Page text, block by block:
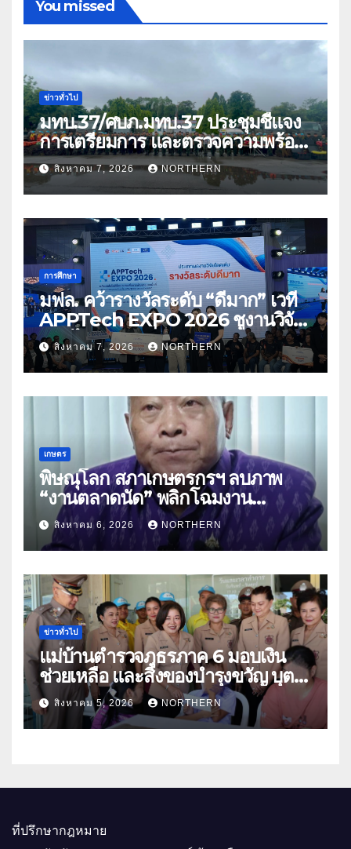
You missed
ข่าวทั่วไป
มทบ.37/ศบภ.มทบ.37 ประชุมชี้แจง
การเตรียมการ และตรวจความพร้อม
ด้านการบรรเทาสาธารณภัย
สิงหาคม 7, 2026 NORTHERN
การศึกษา
มฟล. คว้ารางวัลระดับ “ดีมาก” เวที
APPTech EXPO 2026 ชูงานวิจัย
สมุนไพร ขับเคลื่อนนวัตกรรมสู่เชิง
พาณิชย์
สิงหาคม 7, 2026 NORTHERN
เกษตร
พิษณุโลก สภาเกษตรกรฯ ลบภาพ
“งานตลาดนัด” พลิกโฉมงาน
“เกษตรรุ่งเรืองเมืองสองแคว 69” มุ่ง
ประโยชน์เกษตรกร ดึงนวัตกรรม-จับ
คู่ธุรกิจดันสินค้าเกษตรสู่สากล (คลิป)
สิงหาคม 6, 2026 NORTHERN
ข่าวทั่วไป
แม่บ้านตำรวจภูธรภาค 6 มอบเงิน
ช่วยเหลือ และสิ่งของบำรุงขวัญ บุตร-
ธิดา ข้าราชการตำรวจจังหวัด
อุทัยธานี
สิงหาคม 5, 2026 NORTHERN
ที่ปรึกษากฎหมาย